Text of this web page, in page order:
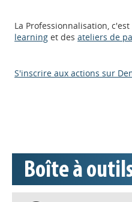
La Professionnalisation,
learning et desateliers de
S'inscrire aux actions sur
Boîte à
Appels à
Déposer une
Base